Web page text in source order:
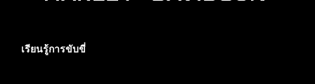
เรียนรู้การขับขี่